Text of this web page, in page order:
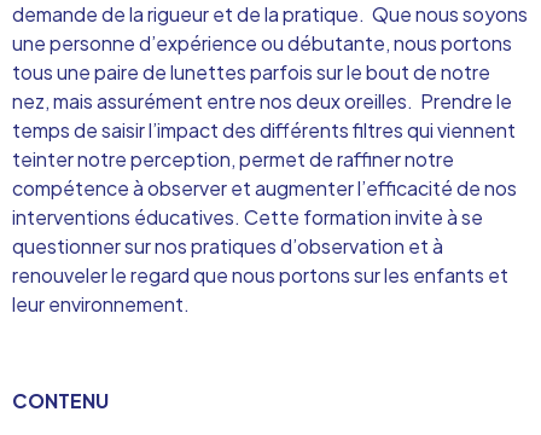
demande de la rigueur et de la pratique. Que nous soyons
une personne d’expérience ou débutante, nous portons
tous une paire de lunettes parfois sur le bout de notre
nez, mais assurément entre nos deux oreilles. Prendre le
temps de saisir l’impact des différents filtres qui viennent
teinter notre perception, permet de raffiner notre
compétence à observer et augmenter l’efficacité de nos
interventions éducatives. Cette formation invite à se
questionner sur nos pratiques d’observation et à
renouveler le regard que nous portons sur les enfants et
leur environnement.
CONTENU